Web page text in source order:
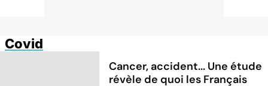
Covid
Cancer, accident... Une étude
révèle de quoi les Français